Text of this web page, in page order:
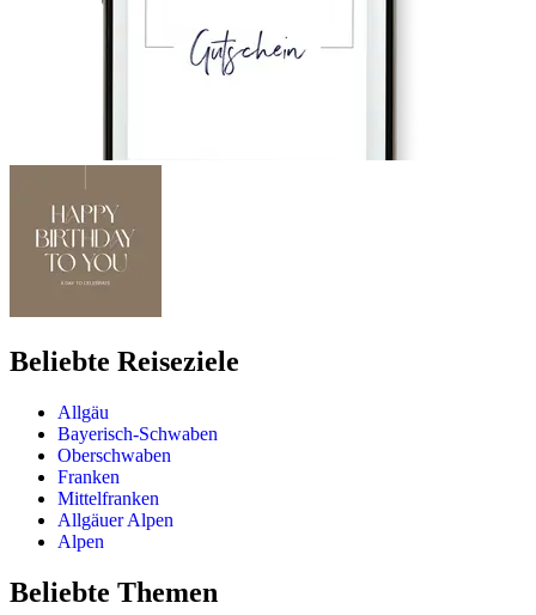
Beliebte Reiseziele
Allgäu
Bayerisch-Schwaben
Oberschwaben
Franken
Mittelfranken
Allgäuer Alpen
Alpen
Beliebte Themen